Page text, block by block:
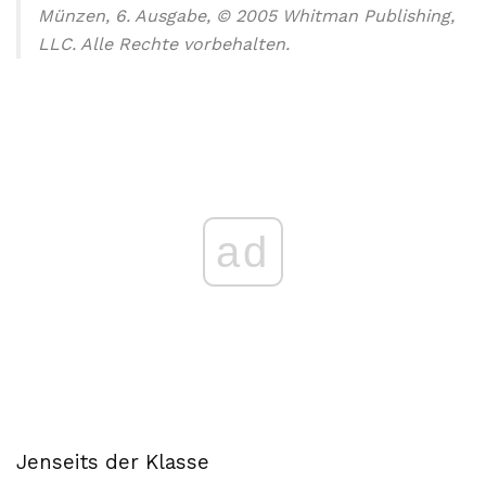
Münzen, 6. Ausgabe, © 2005 Whitman Publishing,
LLC. Alle Rechte vorbehalten.
ad
Jenseits der Klasse